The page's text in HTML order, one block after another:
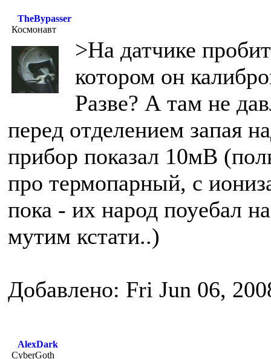
TheBypasser
Космонавт
>На датчике
котором он
Разве? А там не
перед отделением запая
прибор показал 10мВ
про термопарный, с
пока - их народ поуебал
мутим кстати..)
Добавлено: Fri Jun 06,
AlexDark
CyberGoth